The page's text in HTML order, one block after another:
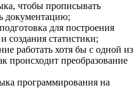
чтобы прописывать
документацию;
для построения
создания статистики;
работать хотя бы с одной из
происходит преобразование
программирования на